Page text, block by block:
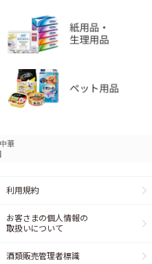
華
利用規約
お客さまの個人情報の
取扱いについて
酒類販売管理者標識